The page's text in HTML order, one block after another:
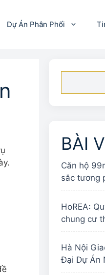
Dự Án Phân Phối
BÀI
Căn hộ
sắc tương
HoREA:
chung cư
Hà Nội
Đại Dự Án